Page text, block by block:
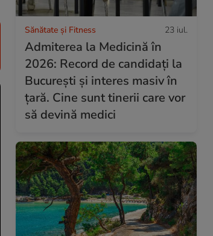
Sănătate și Fitness 23 iul.
Admiterea la Medicină în
2026: Record de candidați la
București și interes masiv în
țară. Cine sunt tinerii care vor
să devină medici